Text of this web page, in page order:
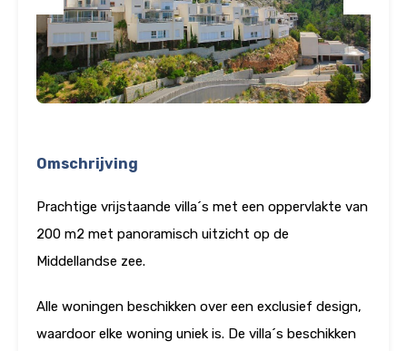
Previous Next
Omschrijving
Prachtige vrijstaande villa´s met een oppervlakte van
200 m2 met panoramisch uitzicht op de
Middellandse zee.
Alle woningen beschikken over een exclusief design,
waardoor elke woning uniek is. De villa´s beschikken